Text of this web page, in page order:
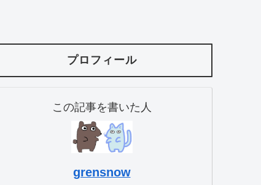
プロフィール
この記事を書いた人
grensnow